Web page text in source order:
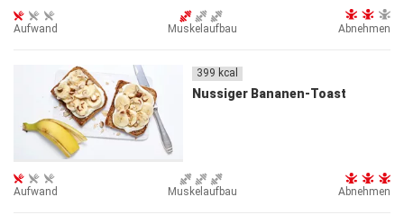
Aufwand Muskelaufbau Abnehmen
399 kcal
Nussiger Bananen-Toast
Aufwand Muskelaufbau Abnehmen